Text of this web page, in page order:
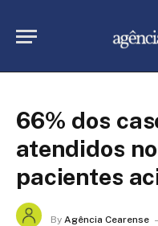
66% dos
atendidos
pacientes
By Agência Cearense